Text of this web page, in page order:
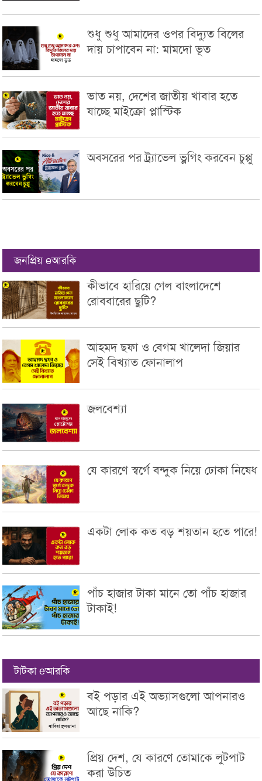
শুধু শুধু আমাদের ওপর বিদ্যুত বিলের
দায় চাপাবেন না: মামদো ভূত
ভাত নয়, দেশের জাতীয় খাবার হতে
যাচ্ছে মাইক্রো প্লাস্টিক
অবসরের পর ট্র্যাভেল ভ্লগিং করবেন চুপ্পু
জনপ্রিয় eআরকি
কীভাবে হারিয়ে গেল বাংলাদেশে
রোববারের ছুটি?
আহমদ ছফা ও বেগম খালেদা জিয়ার
সেই বিখ্যাত ফোনালাপ
জলবেশ্যা
যে কারণে স্বর্গে বন্দুক নিয়ে ঢোকা নিষেধ
একটা লোক কত বড় শয়তান হতে পারে!
পাঁচ হাজার টাকা মানে তো পাঁচ হাজার
টাকাই!
টাটকা eআরকি
বই পড়ার এই অভ্যাসগুলো আপনারও
আছে নাকি?
প্রিয় দেশ, যে কারণে তোমাকে লুটপাট
করা উচিত